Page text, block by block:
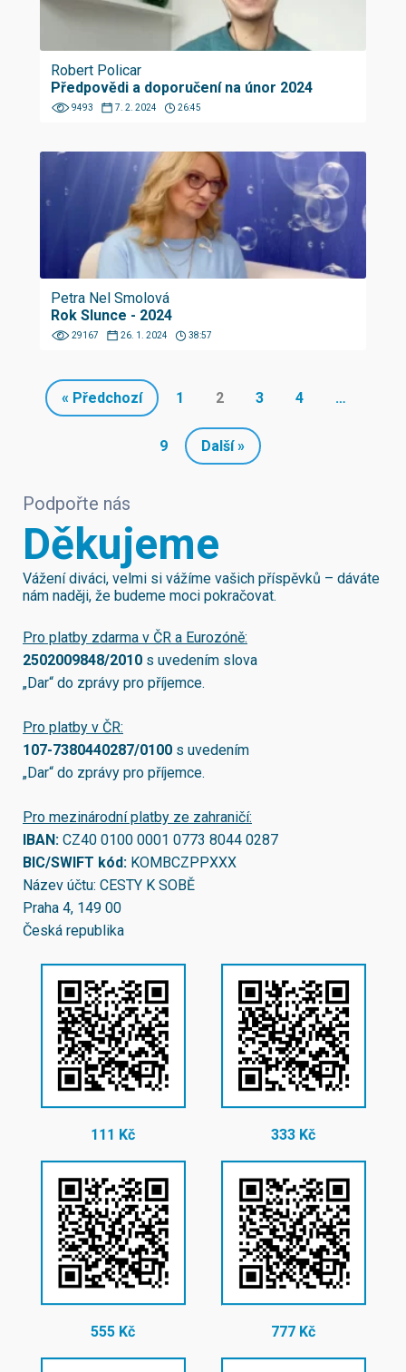
Robert Policar
Předpovědi a doporučení na únor 2024
9493 7. 2. 2024 26:45
Petra Nel Smolová
Rok Slunce - 2024
29167 26. 1. 2024 38:57
« Předchozí 1 2 3 4 …
9 Další »
Podpořte nás
Děkujeme
Vážení diváci, velmi si vážíme vašich příspěvků – dáváte
nám naději, že budeme moci pokračovat.
Pro platby zdarma v ČR a Eurozóně:
2502009848/2010 s uvedením slova
„Dar“ do zprávy pro příjemce.
Pro platby v ČR:
107-7380440287/0100 s uvedením
„Dar“ do zprávy pro příjemce.
Pro mezinárodní platby ze zahraničí:
IBAN: CZ40 0100 0001 0773 8044 0287
BIC/SWIFT kód: KOMBCZPPXXX
Název účtu: CESTY K SOBĚ
Praha 4, 149 00
Česká republika
111 Kč 333 Kč
555 Kč 777 Kč